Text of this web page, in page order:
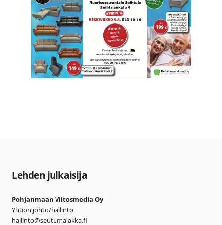
Lehden julkaisija
Pohjanmaan Viitosmedia Oy
Yhtiön johto/hallinto
hallinto@seutumajakka.fi